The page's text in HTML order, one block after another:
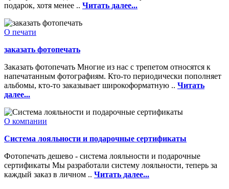
подарок, хотя менее .. Читать далее...
О печати
заказать фотопечать
Заказать фотопечать Многие из нас с трепетом относятся к
напечатанным фотографиям. Кто-то периодически пополняет
альбомы, кто-то заказывает широкоформатную .. Читать
далее...
О компании
Система лояльности и подарочные сертификаты
Фотопечать дешево - система лояльности и подарочные
сертификаты Мы разработали систему лояльности, теперь за
каждый заказ в личном .. Читать далее...